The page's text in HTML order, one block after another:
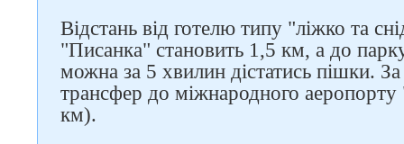
Відстань від готелю типу "ліжко та
"Писанка" становить 1,5 км, а до
можна за 5 хвилин дістатись пішки.
трансфер до міжнародного аеропорту
км).